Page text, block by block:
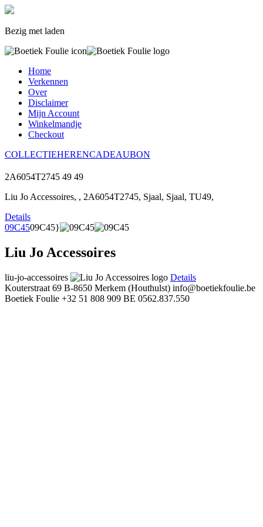
Bezig met laden
Home
Verkennen
Over
Disclaimer
Mijn Account
Winkelmandje
Checkout
COLLECTIEHERENCADEAUBON
2A6054T2745 49 49
Liu Jo Accessoires, , 2A6054T2745, Sjaal, Sjaal, TU49,
Details
09C4509C45}
Liu Jo Accessoires
liu-jo-accessoires
Details
Kouterstraat 69 B-8650 Merkem (Houthulst) info@boetiekfoulie.be
Boetiek Foulie +32 51 808 909 BE 0562.837.550